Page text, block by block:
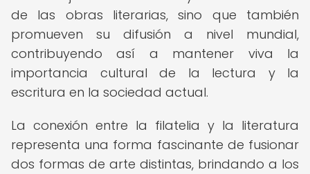
de las obras literarias, sino que también
promueven su difusión a nivel mundial,
contribuyendo así a mantener viva la
importancia cultural de la lectura y la
escritura en la sociedad actual.
La conexión entre la filatelia y la literatura
representa una forma fascinante de fusionar
dos formas de arte distintas, brindando a los